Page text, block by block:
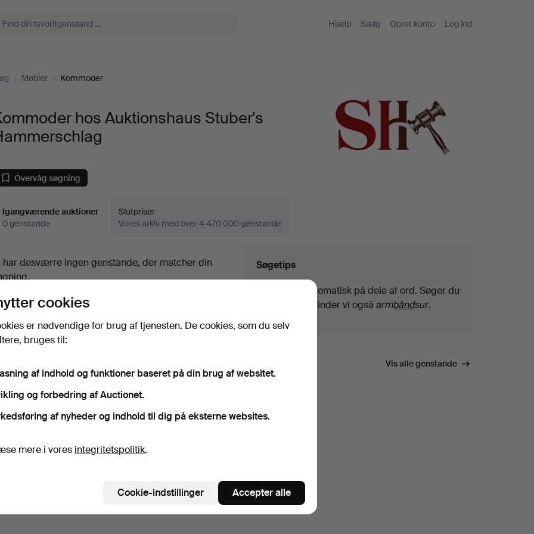
Hjælp Sælg Opret konto Log ind
/ Møbler / Kommoder
hos Auktionshaus Stuber's
Overvåg søgning
Igangværende auktioner
0 genstande
Slutpriser
Vores arkiv med over 4 470 000 genstande
har desværre ingen genstande, der matcher din
på“Overvåg søgning”
Søgetips
Vi søger automatisk på dele af ord. Søger du
, finder vi ogsåarmbåndsur.
der matcher din søgning Vis alle genstande
cookies
er nødvendige for brug af tjenesten. De cookies, som du selv
bruges til:
af indhold og funktioner baseret på din brug af websitet.
og forbedring af Auctionet.
af nyheder og indhold til dig på eksterne websites.
mere i vores integritetspolitik.
Cookie-indstillinger Accepter alle